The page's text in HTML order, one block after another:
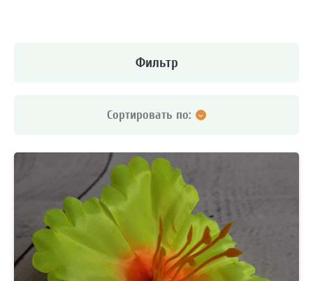
Фильтр
Сортировать по:
Цена по возрастанию Цена по убыванию